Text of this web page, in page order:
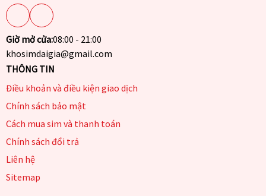
Giờ mở cửa:08:00 - 21:00
khosimdaigia@gmail.com
THÔNG TIN
Điều khoản và điều kiện giao dịch
Chính sách bảo mật
Cách mua sim và thanh toán
Chính sách đổi trả
Liên hệ
Sitemap